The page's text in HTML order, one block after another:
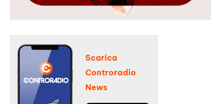
Scarica
Controradio
News